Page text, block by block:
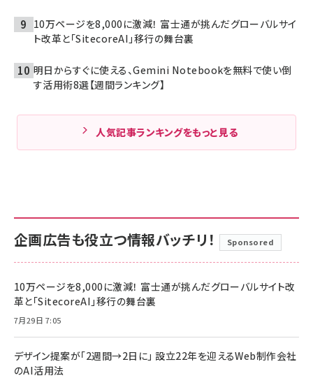
10万ページを8,000に激減！ 富士通が挑んだグローバルサイ
ト改革と「SitecoreAI」移行の舞台裏
明日からすぐに使える、Gemini Notebookを無料で使い倒
す活用術8選【週間ランキング】
人気記事ランキングをもっと見る
企画広告も役立つ情報バッチリ！ Sponsored
10万ページを8,000に激減！ 富士通が挑んだグローバルサイト改
革と「SitecoreAI」移行の舞台裏
7月29日 7:05
デザイン提案が「2週間→2日に」 設立22年を迎えるWeb制作会社
のAI活用法